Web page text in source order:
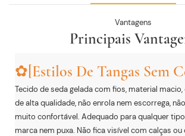
Vantagens
Principais
✿[Estilos De Tangas Sem
Tecido de seda gelada com fios, material
de alta qualidade, não enrola nem escorrega,
muito confortável. Adequado para qualquer
marca nem puxa. Não fica visível com calças ou